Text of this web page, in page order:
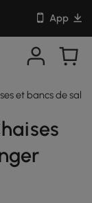
App
et bancs de